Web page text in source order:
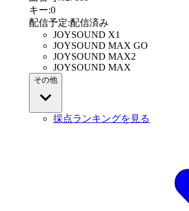
キー:0
配信予定:配信済み
JOYSOUND X1
JOYSOUND MAX GO
JOYSOUND MAX2
JOYSOUND MAX
その他
採点ランキングを見る